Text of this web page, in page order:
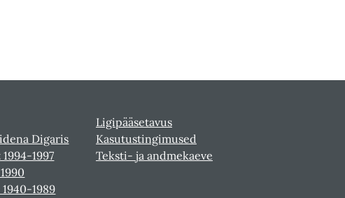
Digaris
1997
1989
Ligipääsetavus
Kasutustingimused
Teksti- ja andmekaeve